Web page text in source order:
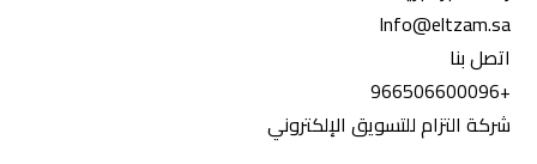
سنقوم بتطوير استراتيجيات متكاملة لكل مجال بناءً على خبرتنا
وخبرتك في الصناعة. سنقوم بإنشاء حملات تسويق رقمي
مبتكرة عبر وسائل التواصل الاجتماعي، وتحسين موقعك
ومحتواك لتحقيق رتبة أعلى في محركات البحث، وتصميم إعلانات